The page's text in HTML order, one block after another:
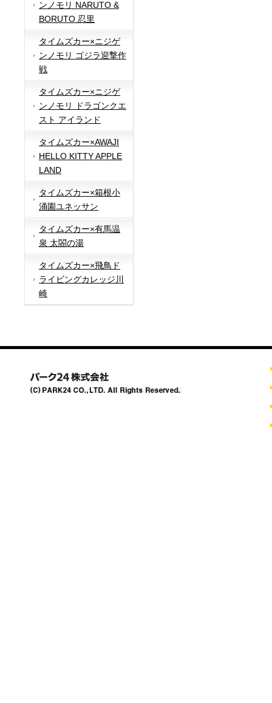
ンノモリ NARUTO &
BORUTO 忍里
タイムズカー×ニジゲ
ンノモリ ゴジラ迎撃作
戦
タイムズカー×ニジゲ
ンノモリ ドラゴンクエ
スト アイランド
タイムズカー×AWAJI
HELLO KITTY APPLE
LAND
タイムズカー×箱根小
涌園ユネッサン
タイムズカー×有馬温
泉 太閤の湯
タイムズカー×飛鳥ド
ライビングカレッジ川
崎